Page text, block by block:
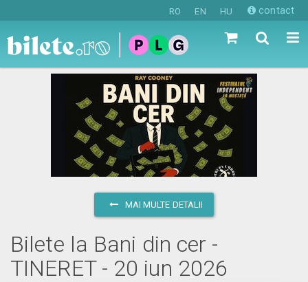
RO EN HU contact
MAI MULTE DETALII
Bilete la Bani din cer -
TINERET - 20 iun 2026